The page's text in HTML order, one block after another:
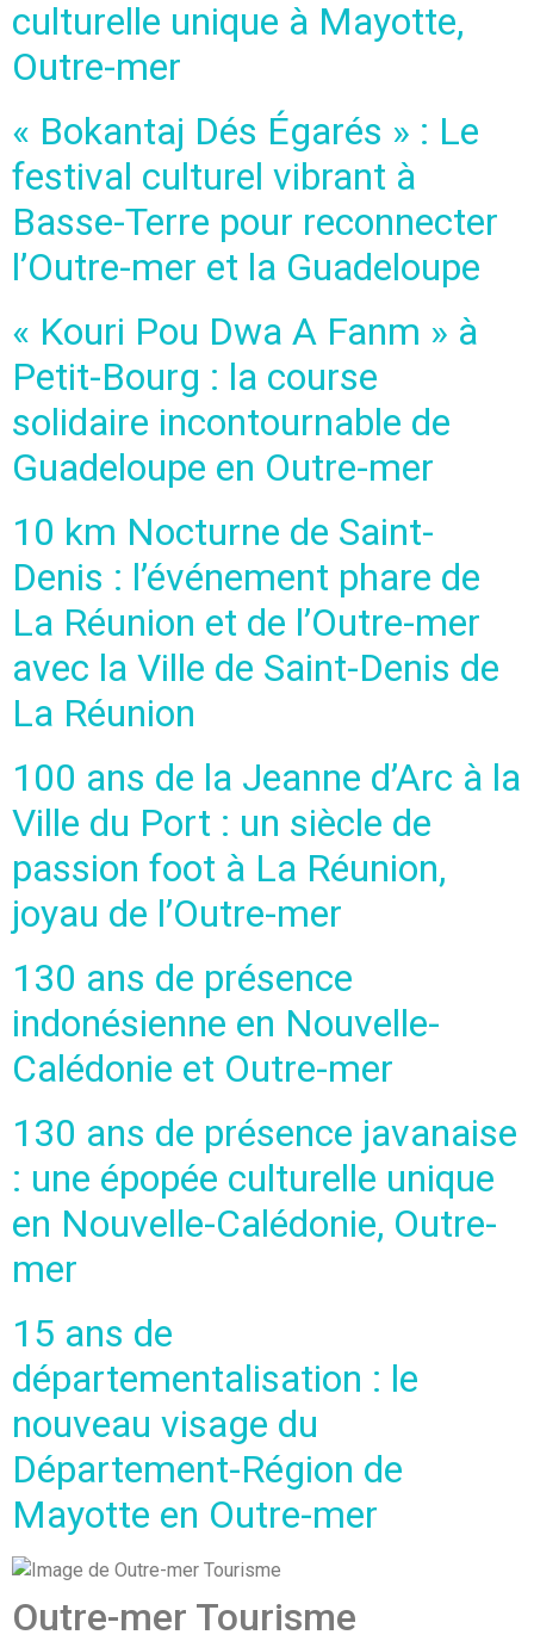
culturelle unique à Mayotte,
Outre-mer
« Bokantaj Dés Égarés » : Le
festival culturel vibrant à
Basse-Terre pour reconnecter
l’Outre-mer et la Guadeloupe
« Kouri Pou Dwa A Fanm » à
Petit-Bourg : la course
solidaire incontournable de
Guadeloupe en Outre-mer
10 km Nocturne de Saint-
Denis : l’événement phare de
La Réunion et de l’Outre-mer
avec la Ville de Saint-Denis de
La Réunion
100 ans de la Jeanne d’Arc à la
Ville du Port : un siècle de
passion foot à La Réunion,
joyau de l’Outre-mer
130 ans de présence
indonésienne en Nouvelle-
Calédonie et Outre-mer
130 ans de présence javanaise
: une épopée culturelle unique
en Nouvelle-Calédonie, Outre-
mer
15 ans de
départementalisation : le
nouveau visage du
Département-Région de
Mayotte en Outre-mer
Outre-mer Tourisme